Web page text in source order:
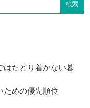
はたどり着かない暮
ための優先順位